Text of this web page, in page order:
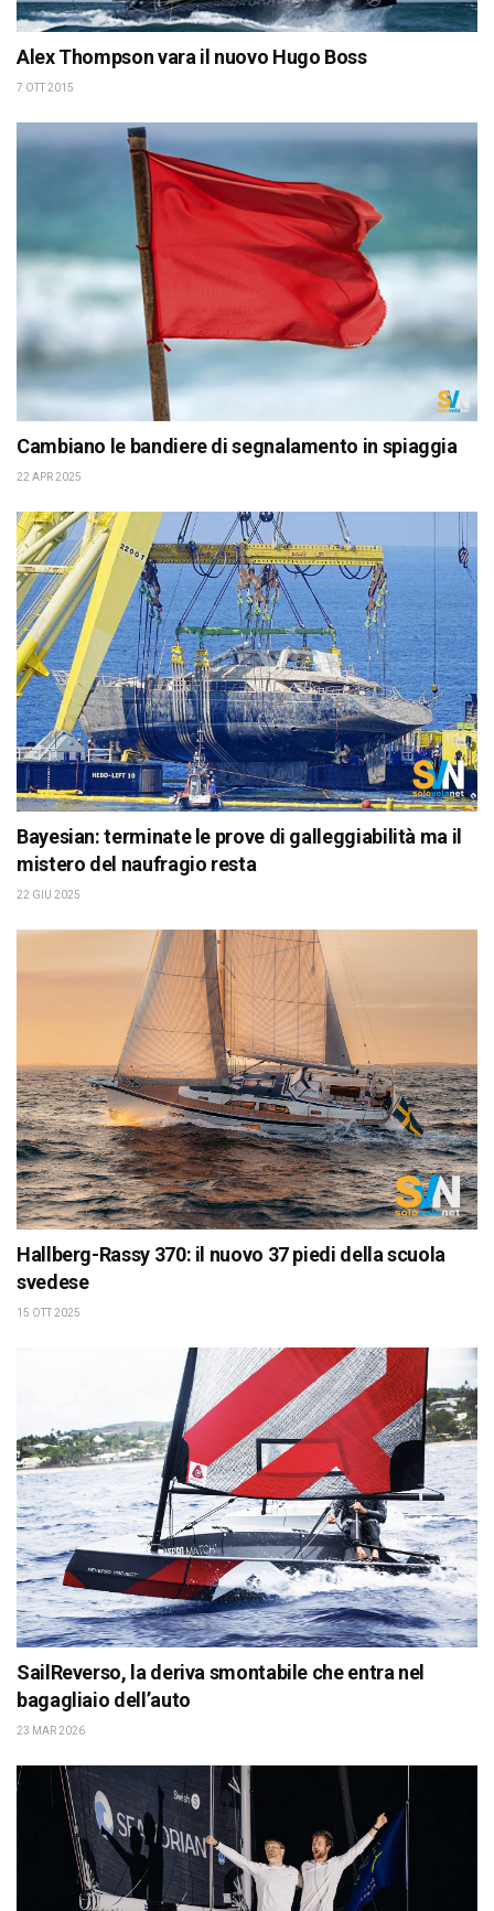
Alex Thompson vara il nuovo Hugo Boss
7 OTT 2015
Cambiano le bandiere di segnalamento in spiaggia
22 APR 2025
Bayesian: terminate le prove di galleggiabilità ma il
mistero del naufragio resta
22 GIU 2025
Hallberg-Rassy 370: il nuovo 37 piedi della scuola
svedese
15 OTT 2025
SailReverso, la deriva smontabile che entra nel
bagagliaio dell’auto
23 MAR 2026